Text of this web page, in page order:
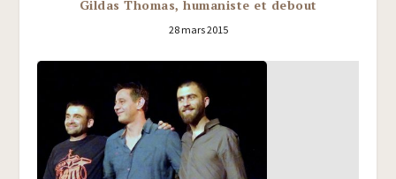
Gildas Thomas, humaniste et debout
28 mars 2015